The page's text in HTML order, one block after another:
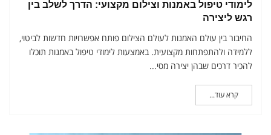
לימודי טיפול באמנות וצילום מקצועי: הדרך לשלב בין
רגש ליצירה
החיבור בין עולם האמנות לעולם הצילום פותח אפשרויות חדשות לביטוי,
ללמידה ולהתפתחות מקצועית. באמצעות לימודי טיפול באמנות תוכלו
להכיר דרכים שבהן יצירה מסי...
קרא עוד...